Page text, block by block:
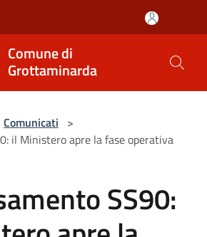
Comune di
Grottaminarda
Comunicati >
il Ministero apre la fase operativa
SS90: